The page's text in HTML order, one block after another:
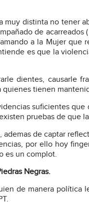
muy distinta no tener
de
a la Mujer que
es que la
dientes, causarle
tienen
suficientes
pruebas de que
de captar
por ello hoy
es un complot.
Negras.
de manera